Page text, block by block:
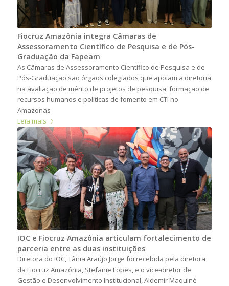
Fiocruz Amazônia integra Câmaras de
Assessoramento Científico de Pesquisa e de Pós-
Graduação da Fapeam
As Câmaras de Assessoramento Científico de Pesquisa e de
Pós-Graduação são órgãos colegiados que apoiam a diretoria
na avaliação de mérito de projetos de pesquisa, formação de
recursos humanos e políticas de fomento em CTI no
Amazonas
Leia mais
IOC e Fiocruz Amazônia articulam fortalecimento de
parceria entre as duas instituições
Diretora do IOC, Tânia Araújo Jorge foi recebida pela diretora
da Fiocruz Amazônia, Stefanie Lopes, e o vice-diretor de
Gestão e Desenvolvimento Institucional, Aldemir Maquiné